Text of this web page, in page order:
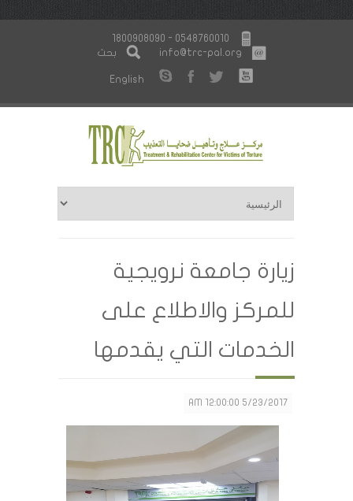
1800908090 - 0548760010
info@trc-pal.org
بحث
English
زيارة جامعة نرويجية
للمركز والاطلاع على
الخدمات التي يقدمها
5/23/2017 12:00:00 AM